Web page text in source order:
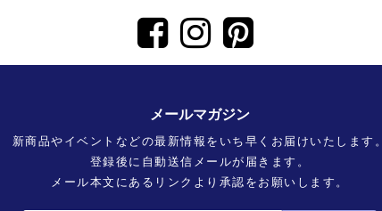
メールマガジン
新商品やイベントなどの最新情報をいち早くお届けいたします。
登録後に自動送信メールが届きます。
メール本文にあるリンクより承認をお願いします。